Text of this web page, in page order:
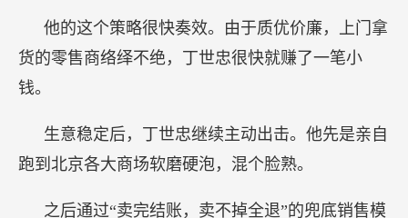
他的这个策略很快奏效。由于质优价廉，上门拿
货的零售商络绎不绝，丁世忠很快就赚了一笔小
钱。
生意稳定后，丁世忠继续主动出击。他先是亲自
跑到北京各大商场软磨硬泡，混个脸熟。
之后通过“卖完结账，卖不掉全退”的兜底销售模